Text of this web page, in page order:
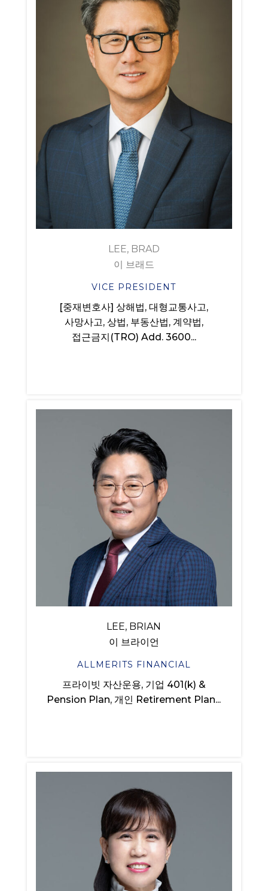
LEE, BRAD
이 브래드
VICE PRESIDENT
[중재변호사] 상해법, 대형교통사고,
사망사고, 상법, 부동산법, 계약법,
접근금지(TRO) Add. 3600...
LEE, BRIAN
이 브라이언
ALLMERITS FINANCIAL
프라이빗 자산운용, 기업 401(k) &
Pension Plan, 개인 Retirement Plan...